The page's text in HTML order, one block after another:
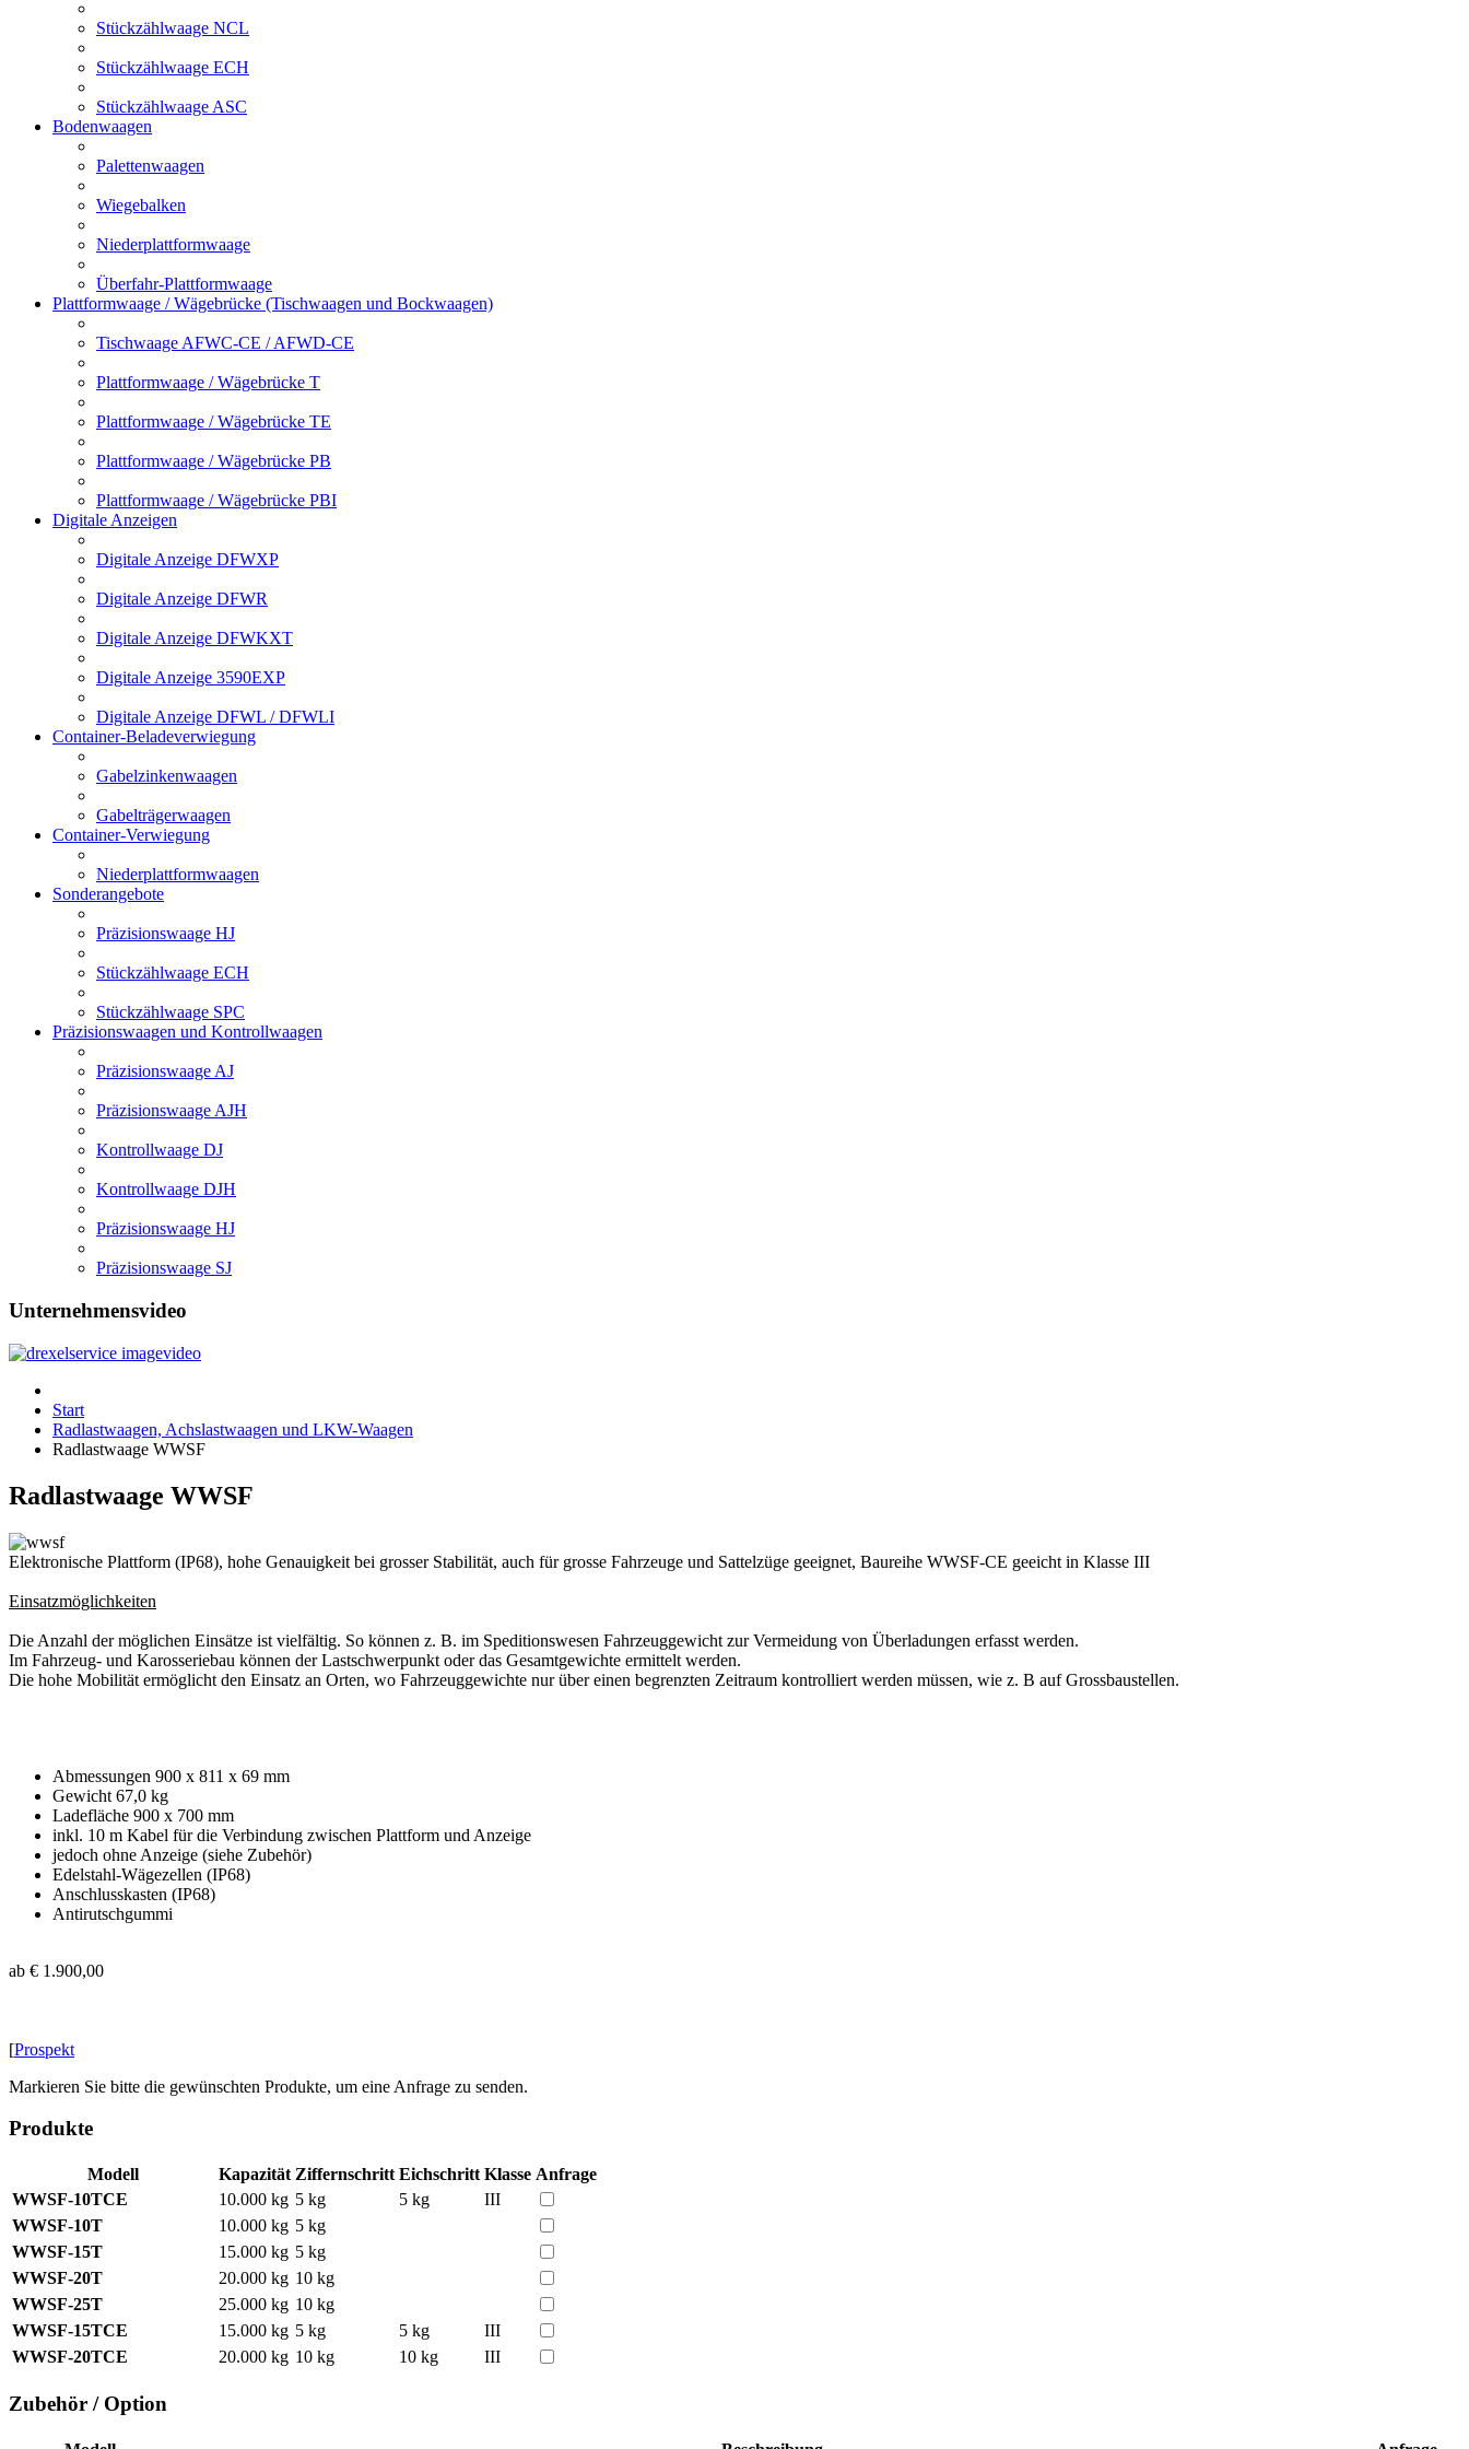
Stückzählwaage NCL
Stückzählwaage ECH
Stückzählwaage ASC
Bodenwaagen
Palettenwaagen
Wiegebalken
Niederplattformwaage
Überfahr-Plattformwaage
Plattformwaage / Wägebrücke (Tischwaagen und Bockwaagen)
Tischwaage AFWC-CE / AFWD-CE
Plattformwaage / Wägebrücke T
Plattformwaage / Wägebrücke TE
Plattformwaage / Wägebrücke PB
Plattformwaage / Wägebrücke PBI
Digitale Anzeigen
Digitale Anzeige DFWXP
Digitale Anzeige DFWR
Digitale Anzeige DFWKXT
Digitale Anzeige 3590EXP
Digitale Anzeige DFWL / DFWLI
Container-Beladeverwiegung
Gabelzinkenwaagen
Gabelträgerwaagen
Container-Verwiegung
Niederplattformwaagen
Sonderangebote
Präzisionswaage HJ
Stückzählwaage ECH
Stückzählwaage SPC
Präzisionswaagen und Kontrollwaagen
Präzisionswaage AJ
Präzisionswaage AJH
Kontrollwaage DJ
Kontrollwaage DJH
Präzisionswaage HJ
Präzisionswaage SJ
Unternehmensvideo
Start
Radlastwaagen, Achslastwaagen und LKW-Waagen
Radlastwaage WWSF
Radlastwaage WWSF
Elektronische Plattform (IP68), hohe Genauigkeit bei grosser Stabilität, auch für grosse Fahrzeuge und Sattelzüge geeignet, Baureihe WWSF-CE geeicht in Klasse III
Einsatzmöglichkeiten
Die Anzahl der möglichen Einsätze ist vielfältig. So können z. B. im Speditionswesen Fahrzeuggewicht zur Vermeidung von Überladungen erfasst werden.
Im Fahrzeug- und Karosseriebau können der Lastschwerpunkt oder das Gesamtgewichte ermittelt werden.
Die hohe Mobilität ermöglicht den Einsatz an Orten, wo Fahrzeuggewichte nur über einen begrenzten Zeitraum kontrolliert werden müssen, wie z. B auf Grossbaustellen.
Abmessungen 900 x 811 x 69 mm
Gewicht 67,0 kg
Ladefläche 900 x 700 mm
inkl. 10 m Kabel für die Verbindung zwischen Plattform und Anzeige
jedoch ohne Anzeige (siehe Zubehör)
Edelstahl-Wägezellen (IP68)
Anschlusskasten (IP68)
Antirutschgummi
ab € 1.900,00
[Prospekt
Markieren Sie bitte die gewünschten Produkte, um eine Anfrage zu senden.
Produkte
Modell Kapazität Ziffernschritt Eichschritt Klasse Anfrage
WWSF-10TCE
10.000 kg 5 kg 5 kg
III
WWSF-10T
10.000 kg 5 kg
WWSF-15T
15.000 kg 5 kg
WWSF-20T
20.000 kg 10 kg
WWSF-25T
25.000 kg 10 kg
WWSF-15TCE
15.000 kg 5 kg 5 kg
III
WWSF-20TCE
20.000 kg 10 kg 10 kg III
Zubehör / Option